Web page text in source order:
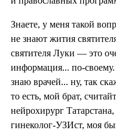
Знаете, у меня такой
не знают жития
святителя Луки — это
информация... по-
знаю врачей... ну, так
то есть, мой брат,
нейрохирург
гинеколог-УЗИст, моя